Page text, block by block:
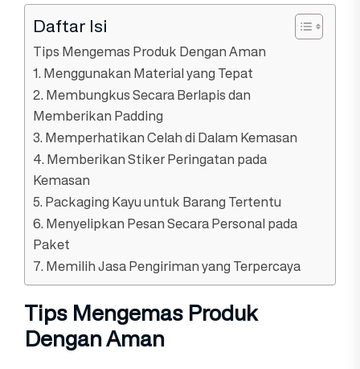
Daftar Isi
Tips Mengemas Produk Dengan Aman
1. Menggunakan Material yang Tepat
2. Membungkus Secara Berlapis dan
Memberikan Padding
3. Memperhatikan Celah di Dalam Kemasan
4. Memberikan Stiker Peringatan pada
Kemasan
5. Packaging Kayu untuk Barang Tertentu
6. Menyelipkan Pesan Secara Personal pada
Paket
7. Memilih Jasa Pengiriman yang Terpercaya
Tips Mengemas Produk
Dengan Aman